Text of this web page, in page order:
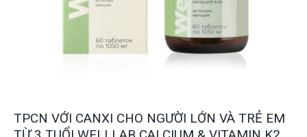
TPCN VỚI CANXI CHO NGƯỜI LỚN VÀ TRẺ EM